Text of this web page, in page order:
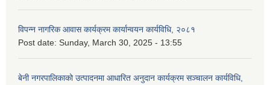
विपन्न नागरिक आवास कार्यक्रम कार्यान्वयन कार्यविधि, २०८१
Post date: Sunday, March 30, 2025 - 13:55
बेनी नगरपालिकाको उत्पादनमा आधारित अनुदान कार्यक्रम सञ्‍चालन कार्यविधि,